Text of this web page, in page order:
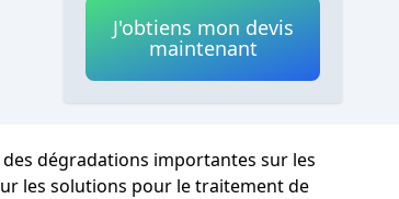
J'obtiens mon devis
maintenant
dégradations importantes sur les
les solutions pour le traitement de